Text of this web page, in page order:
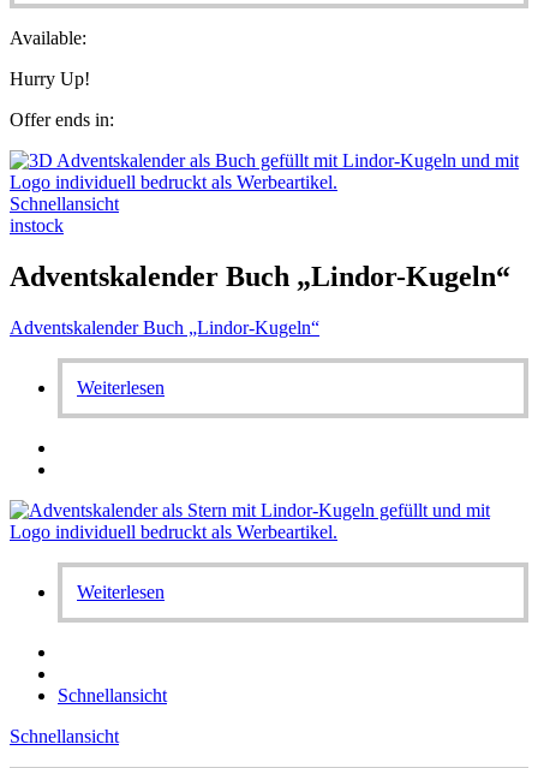
Available:
Hurry Up!
Offer ends in:
Schnellansicht
instock
Adventskalender Buch „Lindor-Kugeln“
Adventskalender Buch „Lindor-Kugeln“
Weiterlesen
Weiterlesen
Schnellansicht
Schnellansicht